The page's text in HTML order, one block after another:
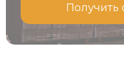
Получить